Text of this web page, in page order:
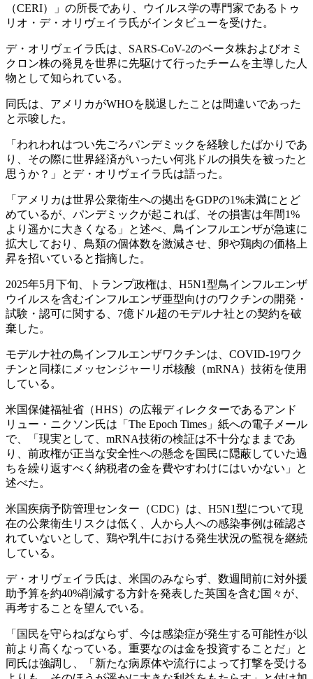
（CERI）」の所長であり、ウイルス学の専門家であるトゥ
リオ・デ・オリヴェイラ氏がインタビューを受けた。
デ・オリヴェイラ氏は、SARS-CoV-2のベータ株およびオミ
クロン株の発見を世界に先駆けて行ったチームを主導した人
物として知られている。
同氏は、アメリカがWHOを脱退したことは間違いであった
と示唆した。
「われわれはつい先ごろパンデミックを経験したばかりであ
り、その際に世界経済がいったい何兆ドルの損失を被ったと
思うか？」とデ・オリヴェイラ氏は語った。
「アメリカは世界公衆衛生への拠出をGDPの1%未満にとど
めているが、パンデミックが起これば、その損害は年間1%
より遥かに大きくなる」と述べ、鳥インフルエンザが急速に
拡大しており、鳥類の個体数を激減させ、卵や鶏肉の価格上
昇を招いていると指摘した。
2025年5月下旬、トランプ政権は、H5N1型鳥インフルエンザ
ウイルスを含むインフルエンザ亜型向けのワクチンの開発・
試験・認可に関する、7億ドル超のモデルナ社との契約を破
棄した。
モデルナ社の鳥インフルエンザワクチンは、COVID-19ワク
チンと同様にメッセンジャーリボ核酸（mRNA）技術を使用
している。
米国保健福祉省（HHS）の広報ディレクターであるアンド
リュー・ニクソン氏は「The Epoch Times」紙への電子メール
で、「現実として、mRNA技術の検証は不十分なままであ
り、前政権が正当な安全性への懸念を国民に隠蔽していた過
ちを繰り返すべく納税者の金を費やすわけにはいかない」と
述べた。
米国疾病予防管理センター（CDC）は、H5N1型について現
在の公衆衛生リスクは低く、人から人への感染事例は確認さ
れていないとして、鶏や乳牛における発生状況の監視を継続
している。
デ・オリヴェイラ氏は、米国のみならず、数週間前に対外援
助予算を約40%削減する方針を発表した英国を含む国々が、
再考することを望んでいる。
「国民を守らねばならず、今は感染症が発生する可能性が以
前より高くなっている。重要なのは金を投資することだ」と
同氏は強調し、「新たな病原体や流行によって打撃を受ける